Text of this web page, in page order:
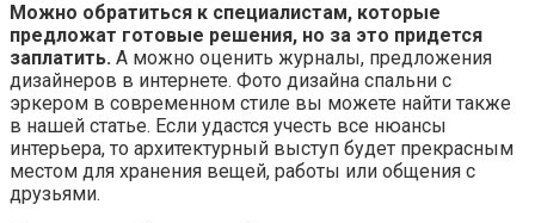
Можно обратиться к специалистам, которые
предложат готовые решения, но за это придется
заплатить. А можно оценить журналы, предложения
дизайнеров в интернете. Фото дизайна спальни с
эркером в современном стиле вы можете найти также
в нашей статье. Если удастся учесть все нюансы
интерьера, то архитектурный выступ будет прекрасным
местом для хранения вещей, работы или общения с
друзьями.